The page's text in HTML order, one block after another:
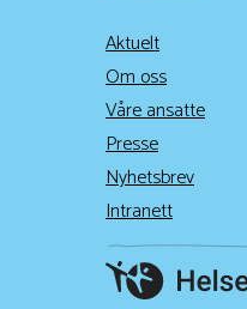
Aktuelt
Om oss
Våre ansatte
Presse
Nyhetsbrev
Intranett